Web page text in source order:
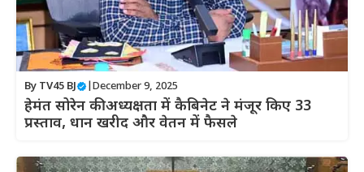
By TV45 BJ December 9, 2025
हेमंत सोरेन की अध्यक्षता में कैबिनेट ने मंजूर किए 33
प्रस्ताव, धान खरीद और वेतन में फैसले